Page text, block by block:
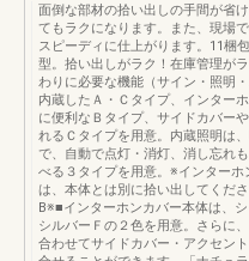
面倒な部材の拾い出しの手間が省
てもラクになります。また、現場
スピーディに仕上がります。11梱
型。拾い出しがラク！在庫管理が
わりに必要な機能（サイン・照明
内蔵したＡ・Ｃタイプ、インター
に便利なＢタイプ、サイドカバー
れるＣタイプを用意。内蔵照明は
で、自動で点灯・消灯、消し忘れ
べる３タイプを用意。※インター
は、本体とは別に拾い出してくだ
B※■インターホンカバー本体は、
シルバーＦの２色を用意。さらに
合わせてサイドカバー・アクセン